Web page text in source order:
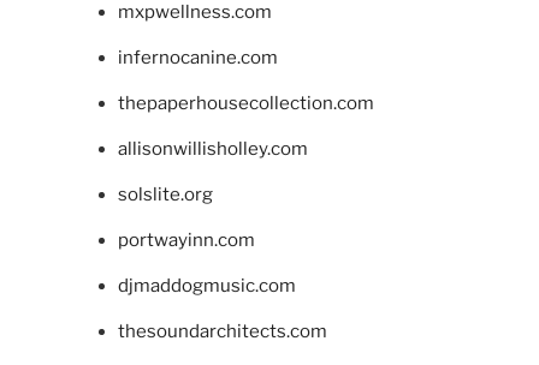
mxpwellness.com
infernocanine.com
thepaperhousecollection.com
allisonwillisholley.com
solslite.org
portwayinn.com
djmaddogmusic.com
thesoundarchitects.com